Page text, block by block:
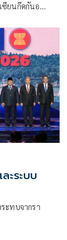
ซียนกีดกันอ…
ะระบบ
ะทบจากรา